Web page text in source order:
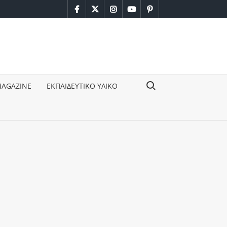
facebook
twitterinstagram
youtubepinterest
ΕΚΠΑΙΔΕΥΤΙΚΟ ΥΛΙΚΟ Search for: